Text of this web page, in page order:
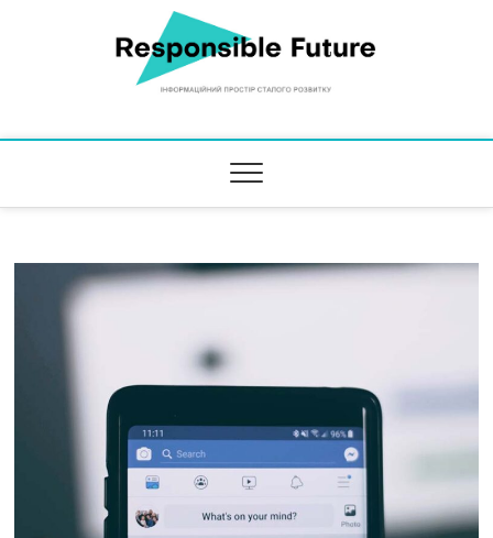
Responsible Future